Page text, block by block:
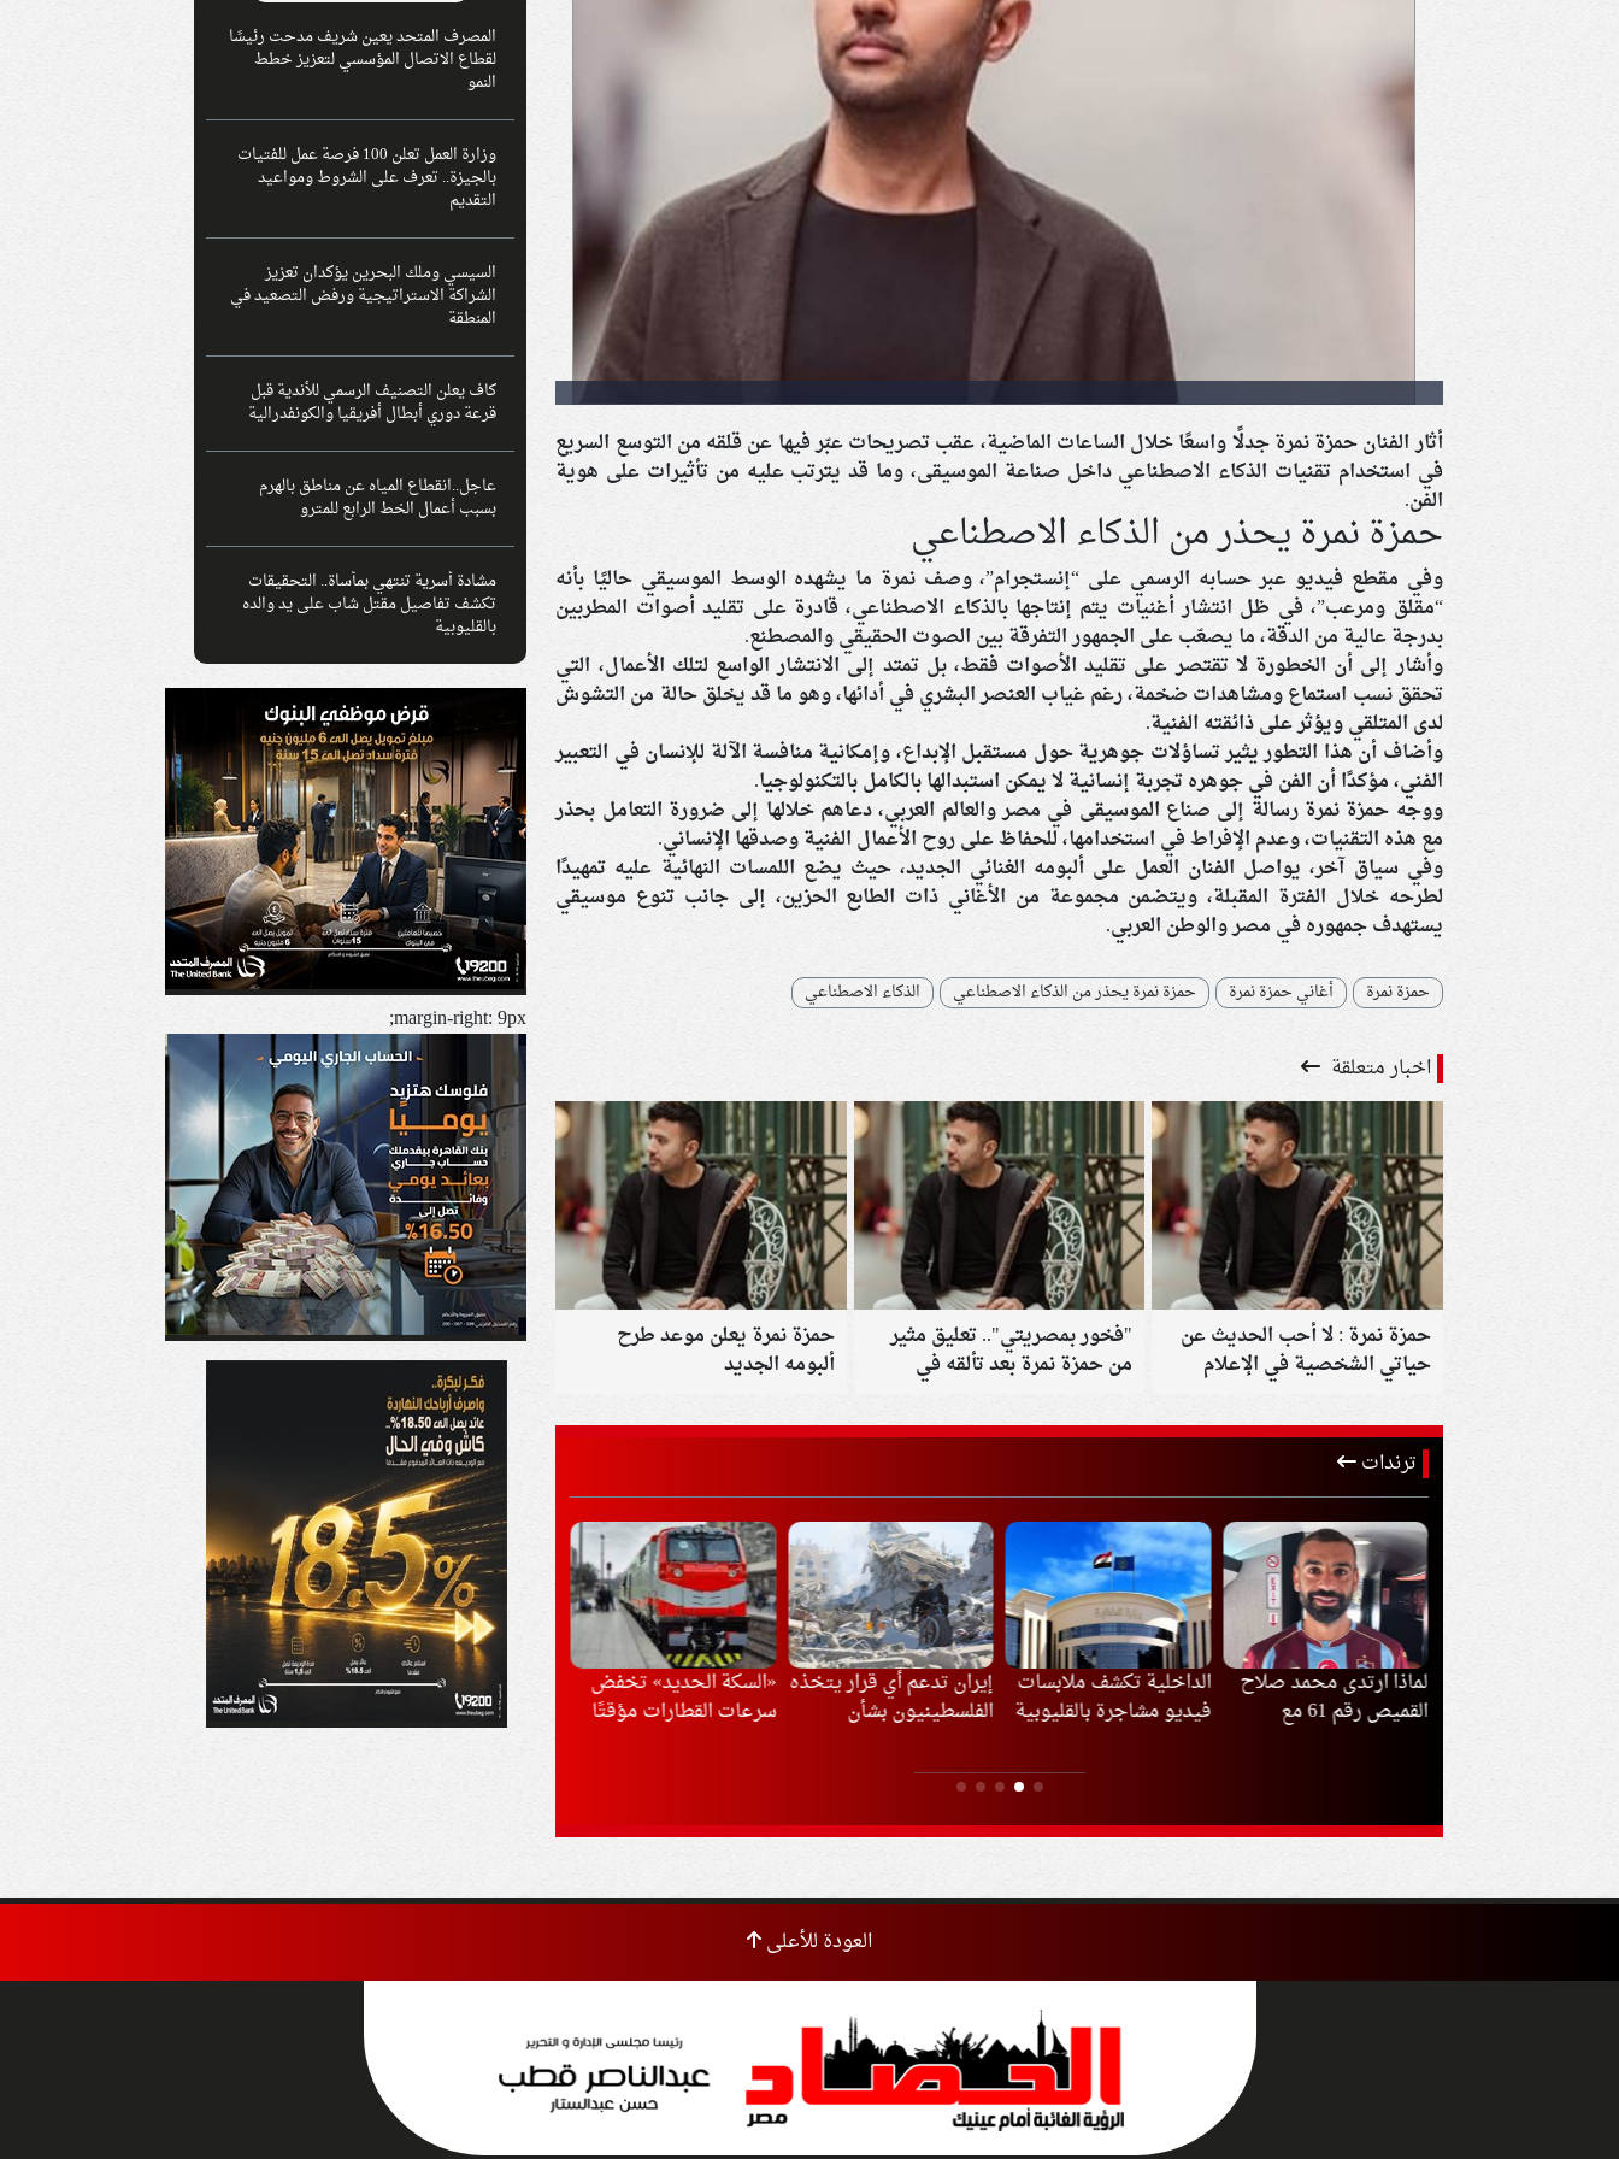
أثار الفنان حمزة نمرة جدلًا واسعًا خلال الساعات الماضية، عقب تصريحات عبّر فيها عن قلقه من التوسع السريع
في استخدام تقنيات الذكاء الاصطناعي داخل صناعة الموسيقى، وما قد يترتب عليه من تأثيرات على هوية
الفن.
حمزة نمرة يحذر من الذكاء الاصطناعي
وفي مقطع فيديو عبر حسابه الرسمي على “إنستجرام”، وصف نمرة ما يشهده الوسط الموسيقي حاليًا بأنه
“مقلق ومرعب”، في ظل انتشار أغنيات يتم إنتاجها بالذكاء الاصطناعي، قادرة على تقليد أصوات المطربين
بدرجة عالية من الدقة، ما يصعّب على الجمهور التفرقة بين الصوت الحقيقي والمصطنع.
وأشار إلى أن الخطورة لا تقتصر على تقليد الأصوات فقط، بل تمتد إلى الانتشار الواسع لتلك الأعمال، التي
تحقق نسب استماع ومشاهدات ضخمة، رغم غياب العنصر البشري في أدائها، وهو ما قد يخلق حالة من التشوش
لدى المتلقي ويؤثر على ذائقته الفنية.
وأضاف أن هذا التطور يثير تساؤلات جوهرية حول مستقبل الإبداع، وإمكانية منافسة الآلة للإنسان في التعبير
الفني، مؤكدًا أن الفن في جوهره تجربة إنسانية لا يمكن استبدالها بالكامل بالتكنولوجيا.
ووجه حمزة نمرة رسالة إلى صناع الموسيقى في مصر والعالم العربي، دعاهم خلالها إلى ضرورة التعامل بحذر
مع هذه التقنيات، وعدم الإفراط في استخدامها، للحفاظ على روح الأعمال الفنية وصدقها الإنساني.
وفي سياق آخر، يواصل الفنان العمل على ألبومه الغنائي الجديد، حيث يضع اللمسات النهائية عليه تمهيدًا
لطرحه خلال الفترة المقبلة، ويتضمن مجموعة من الأغاني ذات الطابع الحزين، إلى جانب تنوع موسيقي
يستهدف جمهوره في مصر والوطن العربي.
حمزة نمرة أغاني حمزة نمرة حمزة نمرة يحذر من الذكاء الاصطناعي الذكاء الاصطناعي
اخبار متعلقة
حمزة نمرة : لا أحب الحديث عن
حياتي الشخصية في الإعلام
"فخور بمصريتي".. تعليق مثير
من حمزة نمرة بعد تألقه في
حمزة نمرة يعلن موعد طرح
ألبومه الجديد
ترندات
الداخلية تكشف ملابسات
فيديو مشاجرة بالقليوبية
إيران تدعم أي قرار يتخذه
الفلسطينيون بشأن
«السكة الحديد» تخفض
سرعات القطارات مؤقتًا
مصر ترفض تهويد القدس
وتهجير الفلسطينيين
الداخلية تضبط متهمًا
بالنصب على المواطنين
السعودية: الإجراءات
الإسرائيلية في القدس
المصرف المتحد يعين شريف مدحت رئيسًا
لقطاع الاتصال المؤسسي لتعزيز خطط
النمو
وزارة العمل تعلن 100 فرصة عمل للفتيات
بالجيزة.. تعرف على الشروط ومواعيد
التقديم
السيسي وملك البحرين يؤكدان تعزيز
الشراكة الاستراتيجية ورفض التصعيد في
المنطقة
كاف يعلن التصنيف الرسمي للأندية قبل
قرعة دوري أبطال أفريقيا والكونفدرالية
عاجل..انقطاع المياه عن مناطق بالهرم
بسبب أعمال الخط الرابع للمترو
مشادة أسرية تنتهي بمأساة.. التحقيقات
تكشف تفاصيل مقتل شاب على يد والده
بالقليوبية
margin-right: 9px;
العودة للأعلى